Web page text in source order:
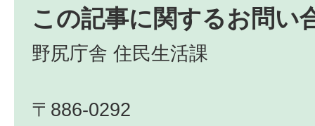
この記事に関するお問い
野尻庁舎 住民生活課
〒886-0292